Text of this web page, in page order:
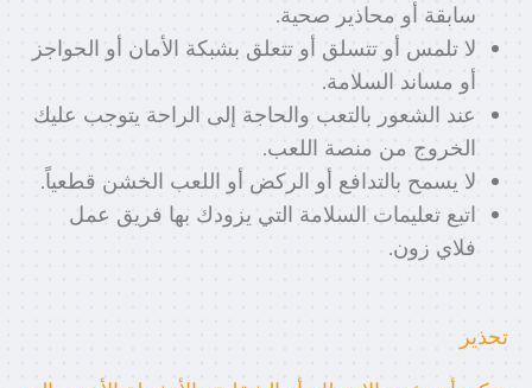
سابقة أو محاذير صحية.
لا تلمس أو تتسلق أو تتعلق بشبكة الأمان أو الحواجز
أو مساند السلامة.
عند الشعور بالتعب والحاجة إلى الراحة يتوجب عليك
الخروج من منصة اللعب.
لا يسمح بالتدافع أو الركض أو اللعب الخشن قطعياً.
اتبع تعليمات السلامة التي يزودك بها فريق عمل
فلاي زون.
تحذير